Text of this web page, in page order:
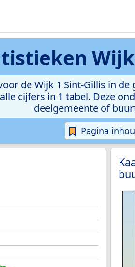
de Wijk 1 Sint-Gillis in
cijfers in 1 tabel. Deze
deelgemeente of
Pagina